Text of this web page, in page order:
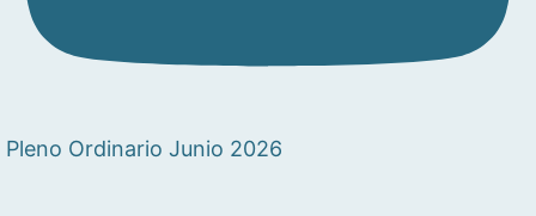
Pleno Ordinario Junio 2026